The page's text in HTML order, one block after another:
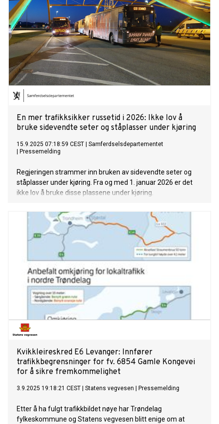
En mer trafikksikker russetid i 2026: Ikke lov å
bruke sidevendte seter og ståplasser under kjøring
15.9.2025 07:18:59 CEST
Samferdselsdepartementet
Pressemelding
Regjeringen strammer inn bruken av sidevendte seter og
ståplasser under kjøring. Fra og med 1. januar 2026 er det
ikke lov å bruke disse plassene under kjøring.
Kvikkleireskred E6 Levanger: Innfører
trafikkbegrensninger for fv. 6854 Gamle Kongevei
for å sikre fremkommelighet
3.9.2025 19:18:21 CEST Statens vegvesen Pressemelding
Etter å ha fulgt trafikkbildet nøye har Trøndelag
fylkeskommune og Statens vegvesen blitt enige om at